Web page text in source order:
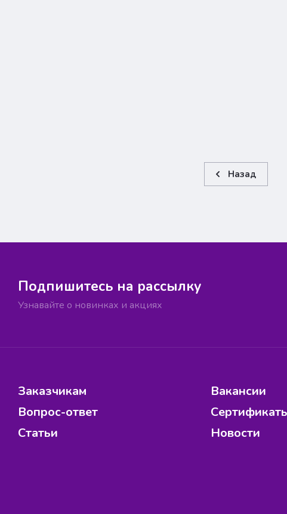
Назад
Подпишитесь на рассылку
Узнавайте о новинках и акциях
Заказчикам Вакансии
Вопрос-ответ
Статьи
Новости